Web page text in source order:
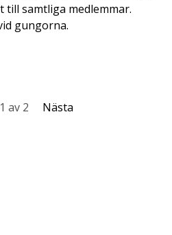
till samtliga medlemmar.
gungorna.
av 2 Nästa